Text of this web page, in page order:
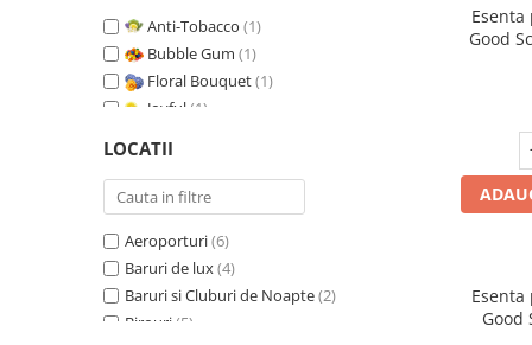
Anti-Tobacco (1)
Bubble Gum (1)
Floral Bouquet(1)
Joyful (1)
Marine Breeze
Orange & Fresh Cinnamon
Oriental Amber(1)
Pure White Musc
Red Fruit Bubble
Red Grapes(1)
Relaxing Lavender
LOCATII
Aeroporturi(6)
Baruri de lux(4)
Baruri si Cluburi de Noapte(2)
Birouri (5)
Good
Good